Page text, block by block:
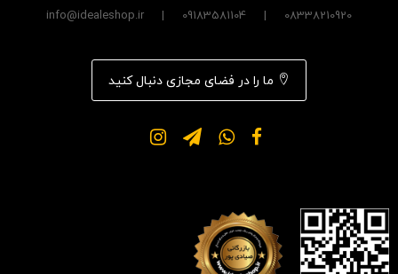
08338210920 | 09183581104 | info@idealeshop.ir
ما را در فضای مجازی دنبال کنید